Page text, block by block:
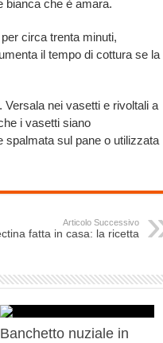
bianca che è amara.
circa trenta minuti,
il tempo di cottura se la
nei vasetti e rivoltali a
i vasetti siano
spalmata sul pane o utilizzata
Articolo Successivo
fatta in casa: la ricetta
Banchetto nuziale in